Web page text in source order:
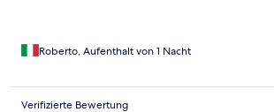
Roberto, Aufenthalt von 1 Nacht
Verifizierte Bewertung